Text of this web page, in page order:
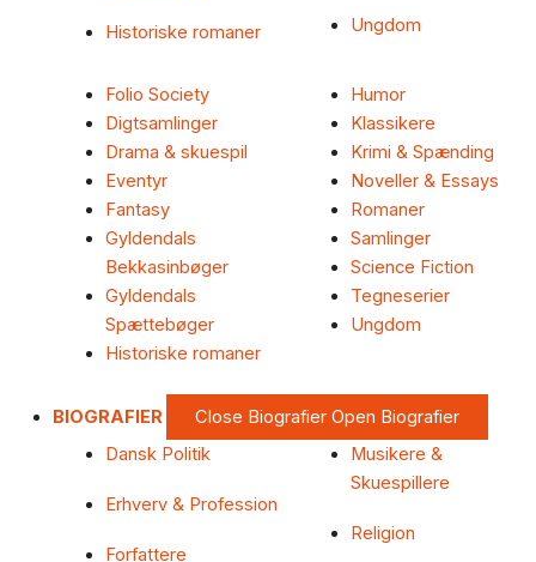
Historiske romaner Ungdom
Folio Society
Digtsamlinger
Drama & skuespil
Eventyr
Fantasy
Gyldendals
Bekkasinbøger
Gyldendals
Spættebøger
Historiske romaner
Humor
Klassikere
Krimi & Spænding
Noveller & Essays
Romaner
Samlinger
Science Fiction
Tegneserier
Ungdom
BIOGRAFIER Close Biografier Open Biografier
Dansk Politik
Erhverv & Profession
Forfattere
Musikere &
Skuespillere
Religion